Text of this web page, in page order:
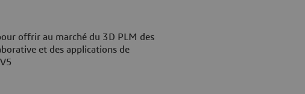
offrir au marché du 3D PLM des
et des applications de